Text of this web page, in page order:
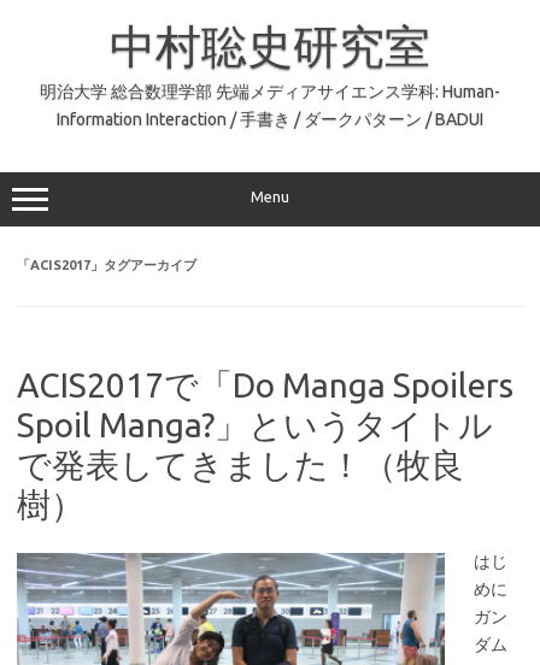
中村聡史研究室
明治大学 総合数理学部 先端メディアサイエンス学科: Human-
Information Interaction / 手書き / ダークパターン / BADUI
Menu
「ACIS2017 」タグアーカイブ
ACIS2017で「Do Manga Spoilers
Spoil Manga?」というタイトル
で発表してきました！（牧良
樹）
はじ
めに
ガン
ダム